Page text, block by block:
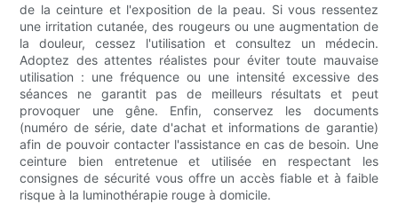
de la ceinture et l'exposition de la peau. Si vous ressentez
une irritation cutanée, des rougeurs ou une augmentation de
la douleur, cessez l'utilisation et consultez un médecin.
Adoptez des attentes réalistes pour éviter toute mauvaise
utilisation : une fréquence ou une intensité excessive des
séances ne garantit pas de meilleurs résultats et peut
provoquer une gêne. Enfin, conservez les documents
(numéro de série, date d'achat et informations de garantie)
afin de pouvoir contacter l'assistance en cas de besoin. Une
ceinture bien entretenue et utilisée en respectant les
consignes de sécurité vous offre un accès fiable et à faible
risque à la luminothérapie rouge à domicile.